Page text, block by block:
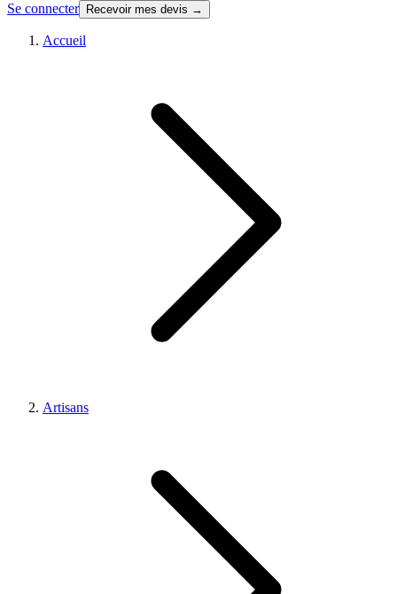
Se connecter
Recevoir mes devis →
Accueil
Artisans